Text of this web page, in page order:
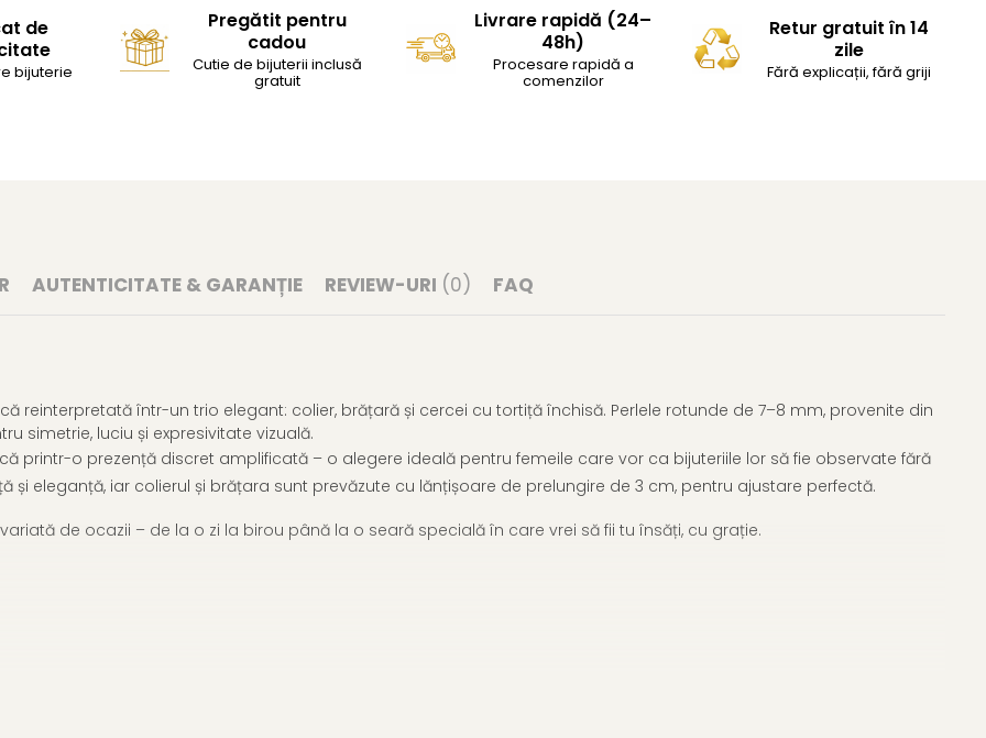
de
bijuterie
Pregătit pentru
cadou
Cutie de bijuterii inclusă
gratuit
Livrare rapidă (24–
48h)
Procesare rapidă a
comenzilor
Retur gratuit în 14
zile
Fără explicații, fără griji
AUTENTICITATE & GARANȚIE REVIEW-URI (0) FAQ
reinterpretată într-un trio elegant: colier, brățară și cercei cu tortiță închisă. Perlele rotunde de 7–8 mm, provenite din
simetrie, luciu și expresivitate vizuală.
printr-o prezență discret amplificată – o alegere ideală pentru femeile care vor ca bijuteriile lor să fie observate fără
eleganță, iar colierul și brățara sunt prevăzute cu lănțișoare de prelungire de 3 cm, pentru ajustare perfectă.
de ocazii – de la o zi la birou până la o seară specială în care vrei să fii tu însăți, cu grație.